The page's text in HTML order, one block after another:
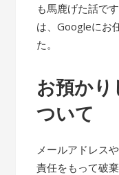
も馬鹿げた話で
は、Googleにお
た。
お預か
ついて
メールアドレス
責任をもって破